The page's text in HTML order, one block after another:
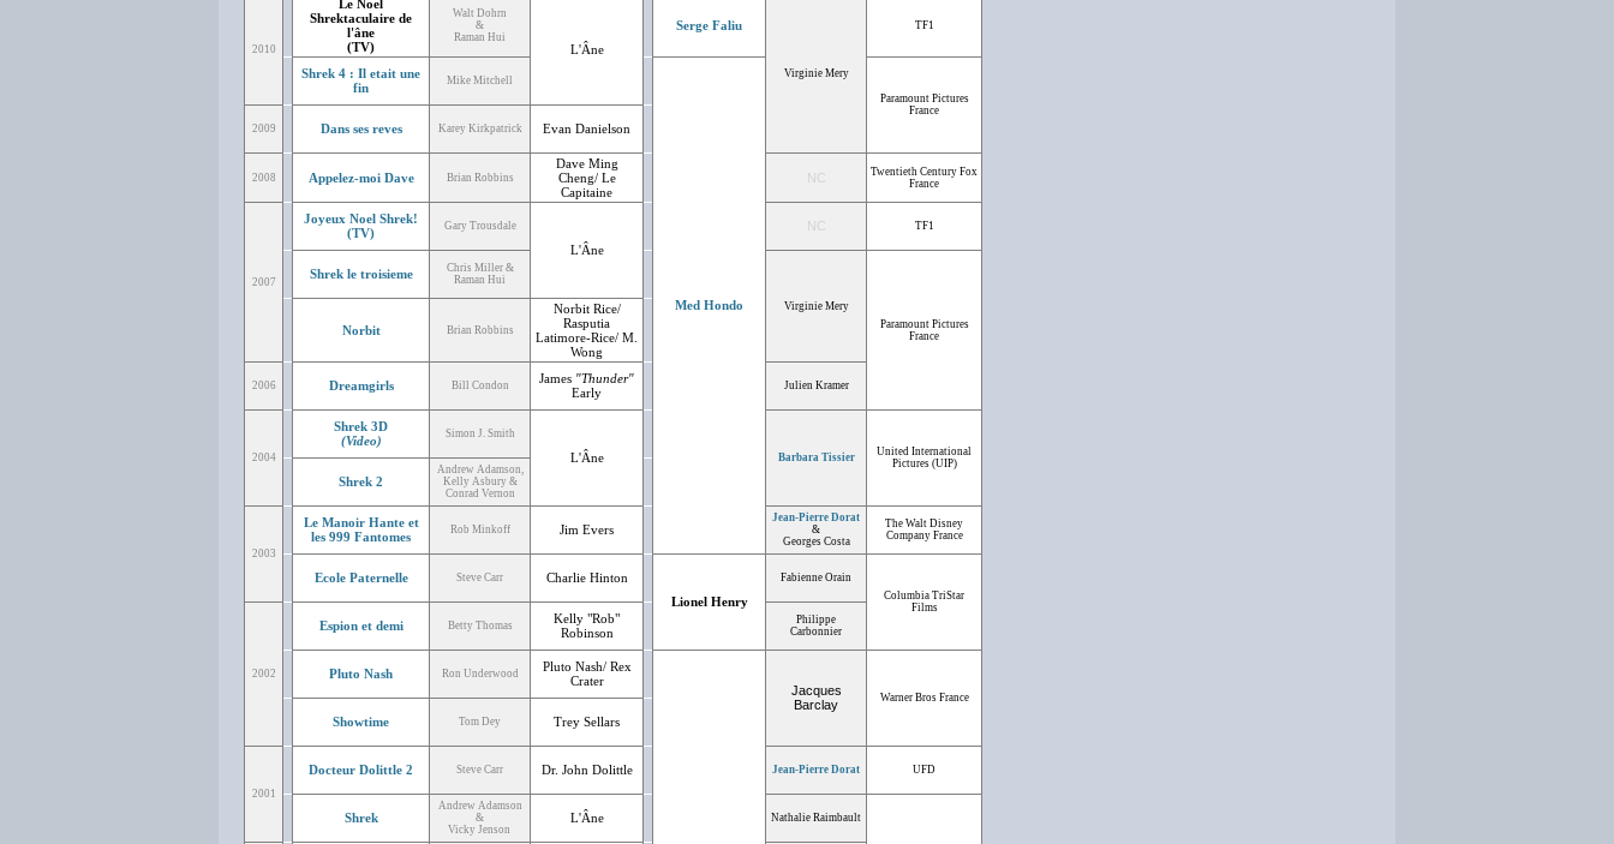
2010
Le Noel
Shrektaculaire de
l'âne
(TV)
Walt Dohrn
&
Raman Hui
L'Âne
Serge Faliu
Virginie Mery
TF1
Shrek 4 : Il etait une
fin
Mike Mitchell
Med Hondo
Paramount Pictures
France
2009
Dans ses reves Karey Kirkpatrick Evan Danielson
2008 Appelez-moi Dave Brian Robbins
Dave Ming
Cheng/ Le
Capitaine
NC
Twentieth Century Fox
France
2007
Joyeux Noel Shrek!
(TV)
Gary Trousdale
L'Âne
NC TF1
Shrek le troisieme
Chris Miller &
Raman Hui
Virginie Mery
Paramount Pictures
France
Norbit Brian Robbins
Norbit Rice/
Rasputia
Latimore-Rice/ M.
Wong
2006 Dreamgirls Bill Condon James "Thunder"
Early
Julien Kramer
2004
Shrek 3D
(Video)
Simon J. Smith
L'Âne Barbara Tissier
United International
Pictures (UIP)
Shrek 2
Andrew Adamson,
Kelly Asbury &
Conrad Vernon
2003
Le Manoir Hante et
les 999 Fantomes
Rob Minkoff Jim Evers
Jean-Pierre Dorat
&
Georges Costa
The Walt Disney
Company France
Ecole Paternelle Steve Carr
Charlie Hinton
Lionel Henry
Fabienne Orain
Columbia TriStar
Films
2002
Espion et demi Betty Thomas
Kelly "Rob"
Robinson
Philippe
Carbonnier
Pluto Nash Ron Underwood
Pluto Nash/ Rex
Crater
Jacques
Barclay
Warner Bros France
Showtime Tom Dey Trey Sellars
2001
Docteur Dolittle 2 Steve Carr Dr. John Dolittle Jean-Pierre Dorat UFD
Shrek
Andrew Adamson
&
Vicky Jenson
L'Âne Nathalie Raimbault